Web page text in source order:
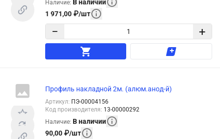
Наличие: В наличии
1 971,00 ₽/шт
− +
Профиль накладной 2м. (алюм.анод-й)
Артикул: ПЭ-00004156
Код производителя: 13-00000292
Наличие: В наличии
90,00 ₽/шт